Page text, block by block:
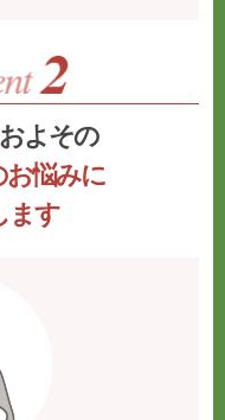
よその
お悩みに
ます